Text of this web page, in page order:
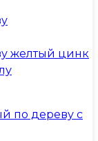
желтый цинк
по дереву с